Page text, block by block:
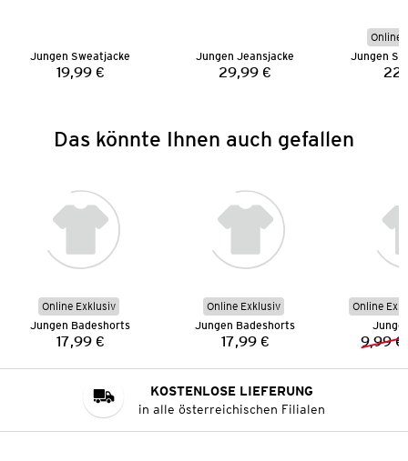
Jungen Sweatjacke
Preis:
19,99 €
Jungen Jeansjacke
Preis:
29,99 €
Online
Jungen
Das könnte Ihnen auch gefallen
Online Exklusiv
Jungen Badeshorts
Preis:
17,99 €
Online Exklusiv
Jungen Badeshorts
Preis:
17,99 €
Online
9,99 €
KOSTENLOSE LIEFERUNG
in alle österreichischen Filialen